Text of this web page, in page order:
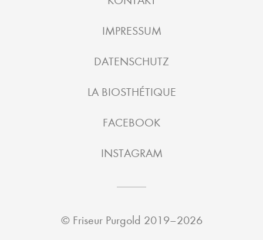
IMPRESSUM
DATENSCHUTZ
LA BIOSTHÉTIQUE
FACEBOOK
INSTAGRAM
© Friseur Purgold 2019–2026